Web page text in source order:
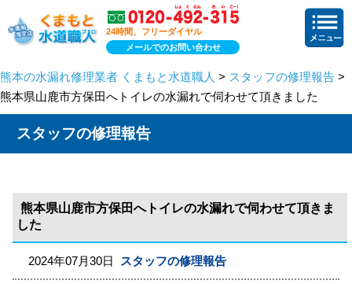
24時間、フリーダイヤル
メールでのお問い合わせ
熊本の水漏れ修理業者 くまもと水道職人 > スタッフの修理報告 >
熊本県山鹿市方保田へトイレの水漏れで伺わせて頂きました
スタッフの修理報告
熊本県山鹿市方保田へトイレの水漏れで伺わせて頂きま
した
2024年07月30日 スタッフの修理報告